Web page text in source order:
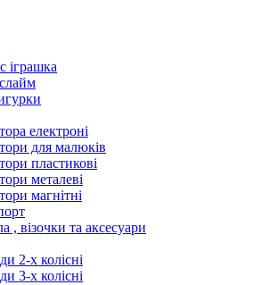
іграшка
електроні
для малюків
пластикові
металеві
магнітні
, візочки та аксесуари
2-х колісні
3-х колісні